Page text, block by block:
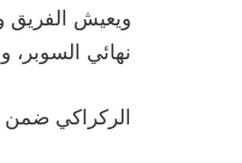
ويعيش الفريق
نهائي السوبر، وابتعد
الركراكي ضمن